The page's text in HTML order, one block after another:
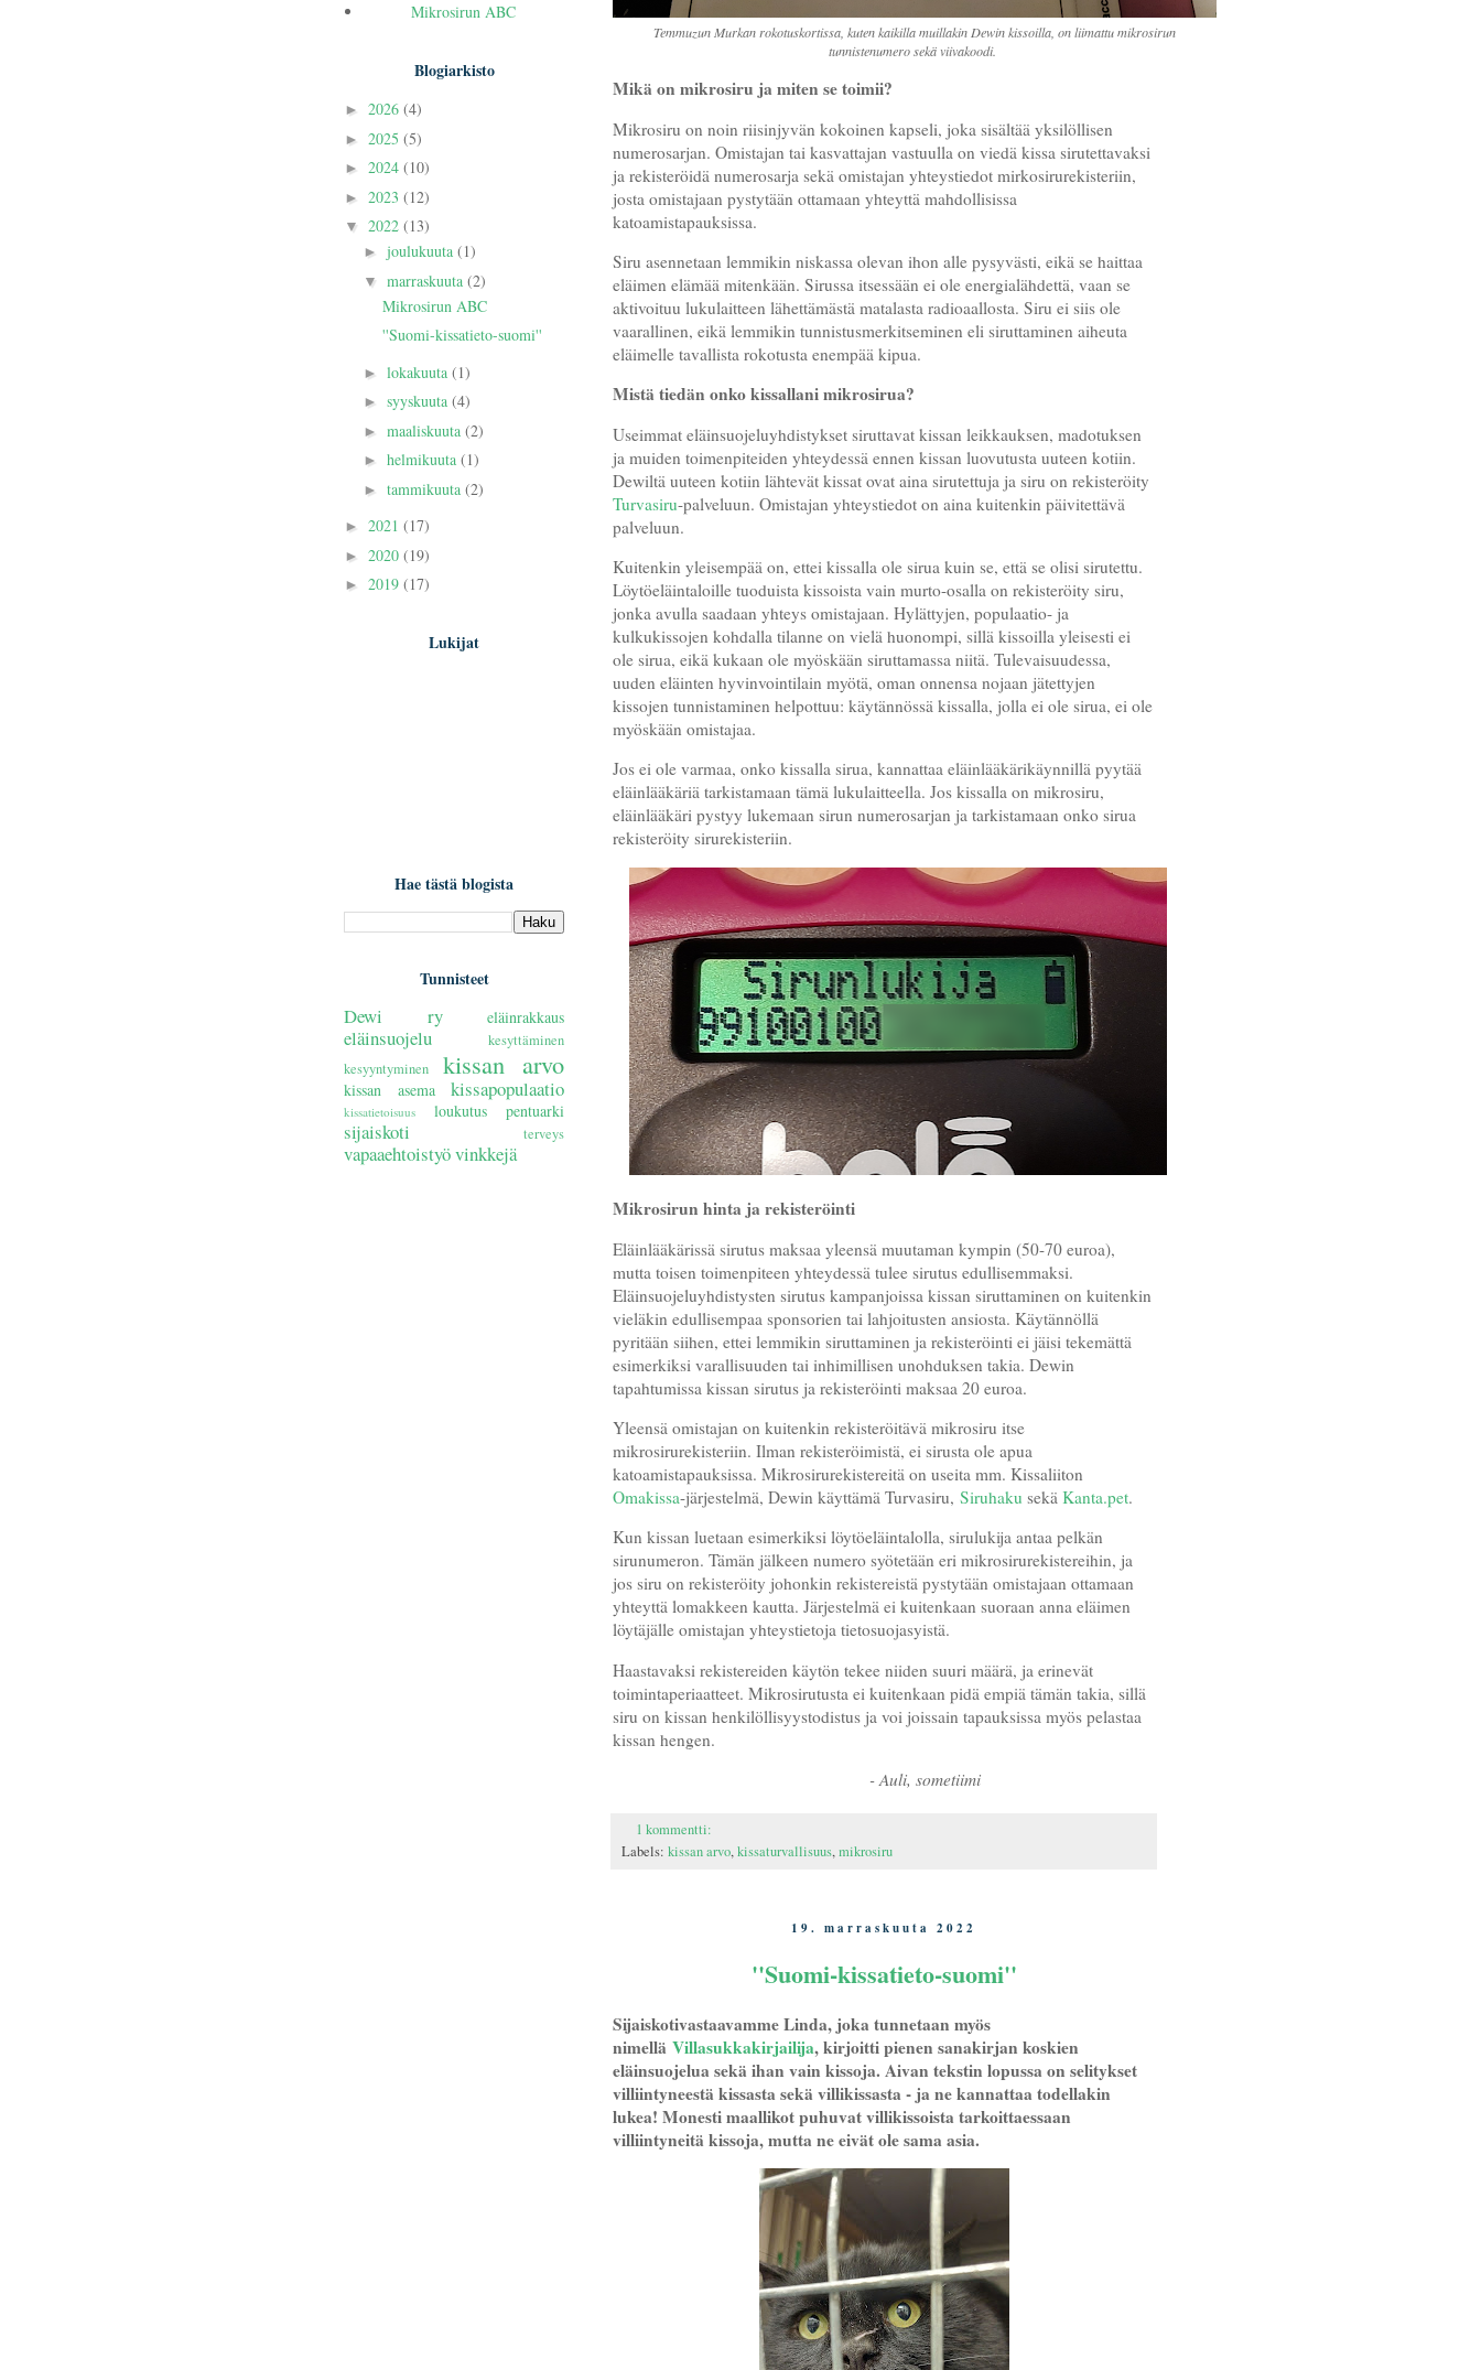
Temmuzun Murkan rokotuskortissa, kuten kaikilla muillakin Dewin kissoilla, on liimattu mikrosirun
tunnistenumero sekä viivakoodi.
Mikä on mikrosiru ja miten se toimii?
Mikrosiru on noin riisinjyvän kokoinen kapseli, joka sisältää yksilöllisen
numerosarjan. Omistajan tai kasvattajan vastuulla on viedä kissa sirutettavaksi
ja rekisteröidä numerosarja sekä omistajan yhteystiedot mirkosirurekisteriin,
josta omistajaan pystytään ottamaan yhteyttä mahdollisissa
katoamistapauksissa.
Siru asennetaan lemmikin niskassa olevan ihon alle pysyvästi, eikä se haittaa
eläimen elämää mitenkään. Sirussa itsessään ei ole energialähdettä, vaan se
aktivoituu lukulaitteen lähettämästä matalasta radioaallosta. Siru ei siis ole
vaarallinen, eikä lemmikin tunnistusmerkitseminen eli siruttaminen aiheuta
eläimelle tavallista rokotusta enempää kipua.
Mistä tiedän onko kissallani mikrosirua?
Useimmat eläinsuojeluyhdistykset siruttavat kissan leikkauksen, madotuksen
ja muiden toimenpiteiden yhteydessä ennen kissan luovutusta uuteen kotiin.
Dewiltä uuteen kotiin lähtevät kissat ovat aina sirutettuja ja siru on rekisteröity
Turvasiru-palveluun. Omistajan yhteystiedot on aina kuitenkin päivitettävä
palveluun.
Kuitenkin yleisempää on, ettei kissalla ole sirua kuin se, että se olisi sirutettu.
Löytöeläintaloille tuoduista kissoista vain murto-osalla on rekisteröity siru,
jonka avulla saadaan yhteys omistajaan. Hylättyjen, populaatio- ja
kulkukissojen kohdalla tilanne on vielä huonompi, sillä kissoilla yleisesti ei
ole sirua, eikä kukaan ole myöskään siruttamassa niitä. Tulevaisuudessa,
uuden eläinten hyvinvointilain myötä, oman onnensa nojaan jätettyjen
kissojen tunnistaminen helpottuu: käytännössä kissalla, jolla ei ole sirua, ei ole
myöskään omistajaa.
Jos ei ole varmaa, onko kissalla sirua, kannattaa eläinlääkärikäynnillä pyytää
eläinlääkäriä tarkistamaan tämä lukulaitteella. Jos kissalla on mikrosiru,
eläinlääkäri pystyy lukemaan sirun numerosarjan ja tarkistamaan onko sirua
rekisteröity sirurekisteriin.
Mikrosirun hinta ja rekisteröinti
Eläinlääkärissä sirutus maksaa yleensä muutaman kympin (50-70 euroa),
mutta toisen toimenpiteen yhteydessä tulee sirutus edullisemmaksi.
Eläinsuojeluyhdistysten sirutus kampanjoissa kissan siruttaminen on kuitenkin
vieläkin edullisempaa sponsorien tai lahjoitusten ansiosta. Käytännöllä
pyritään siihen, ettei lemmikin siruttaminen ja rekisteröinti ei jäisi tekemättä
esimerkiksi varallisuuden tai inhimillisen unohduksen takia. Dewin
tapahtumissa kissan sirutus ja rekisteröinti maksaa 20 euroa.
Yleensä omistajan on kuitenkin rekisteröitävä mikrosiru itse
mikrosirurekisteriin. Ilman rekisteröimistä, ei sirusta ole apua
katoamistapauksissa. Mikrosirurekistereitä on useita mm. Kissaliiton
Omakissa-järjestelmä, Dewin käyttämä Turvasiru, Siruhaku sekä Kanta.pet.
Kun kissan luetaan esimerkiksi löytöeläintalolla, sirulukija antaa pelkän
sirunumeron. Tämän jälkeen numero syötetään eri mikrosirurekistereihin, ja
jos siru on rekisteröity johonkin rekistereistä pystytään omistajaan ottamaan
yhteyttä lomakkeen kautta. Järjestelmä ei kuitenkaan suoraan anna eläimen
löytäjälle omistajan yhteystietoja tietosuojasyistä.
Haastavaksi rekistereiden käytön tekee niiden suuri määrä, ja erinevät
toimintaperiaatteet. Mikrosirutusta ei kuitenkaan pidä empiä tämän takia, sillä
siru on kissan henkilöllisyystodistus ja voi joissain tapauksissa myös pelastaa
kissan hengen.
- Auli, sometiimi
1 kommentti:
Labels: kissan arvo,kissaturvallisuus,mikrosiru
19. marraskuuta 2022
''Suomi-kissatieto-suomi''
Sijaiskotivastaavamme Linda, joka tunnetaan myös
nimellä Villasukkakirjailija, kirjoitti pienen sanakirjan koskien
eläinsuojelua sekä ihan vain kissoja. Aivan tekstin lopussa on selitykset
villiintyneestä kissasta sekä villikissasta - ja ne kannattaa todellakin
lukea! Monesti maallikot puhuvat villikissoista tarkoittaessaan
villiintyneitä kissoja, mutta ne eivät ole sama asia.
Mikrosirun ABC
Blogiarkisto
► 2026 (4)
► 2025 (5)
► 2024 (10)
► 2023 (12)
▼ 2022 (13)
► joulukuuta (1)
▼ marraskuuta (2)
Mikrosirun ABC
''Suomi-kissatieto-suomi''
► lokakuuta (1)
► syyskuuta (4)
► maaliskuuta (2)
► helmikuuta (1)
► tammikuuta (2)
► 2021 (17)
► 2020 (19)
► 2019 (17)
Lukijat
Hae tästä blogista
Tunnisteet
Dewi ry eläinrakkaus
eläinsuojelu
kesyttäminen
kesyyntyminen
kissan arvo
kissan asema kissapopulaatio
kissatietoisuus loukutus pentuarki
sijaiskoti terveys
vapaaehtoistyövinkkejä